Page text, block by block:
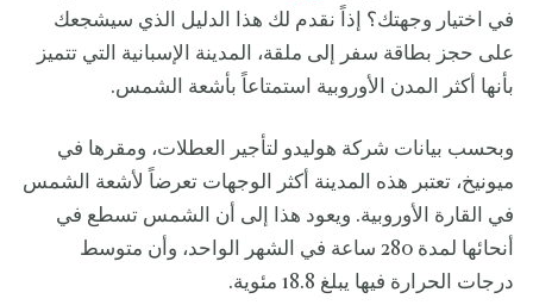
في اختيار وجهتك؟ إذاً نقدم لك هذا الدليل الذي سيشجعك
على حجز بطاقة سفر إلى ملقة، المدينة الإسبانية التي تتميز
بأنها أكثر المدن الأوروبية استمتاعاً بأشعة الشمس.
وبحسب بيانات شركة هوليدو لتأجير العطلات، ومقرها في
ميونيخ، تعتبر هذه المدينة أكثر الوجهات تعرضاً لأشعة الشمس
في القارة الأوروبية. ويعود هذا إلى أن الشمس تسطع في
أنحائها لمدة 280 ساعة في الشهر الواحد، وأن متوسط
درجات الحرارة فيها يبلغ 18.8 مئوية.